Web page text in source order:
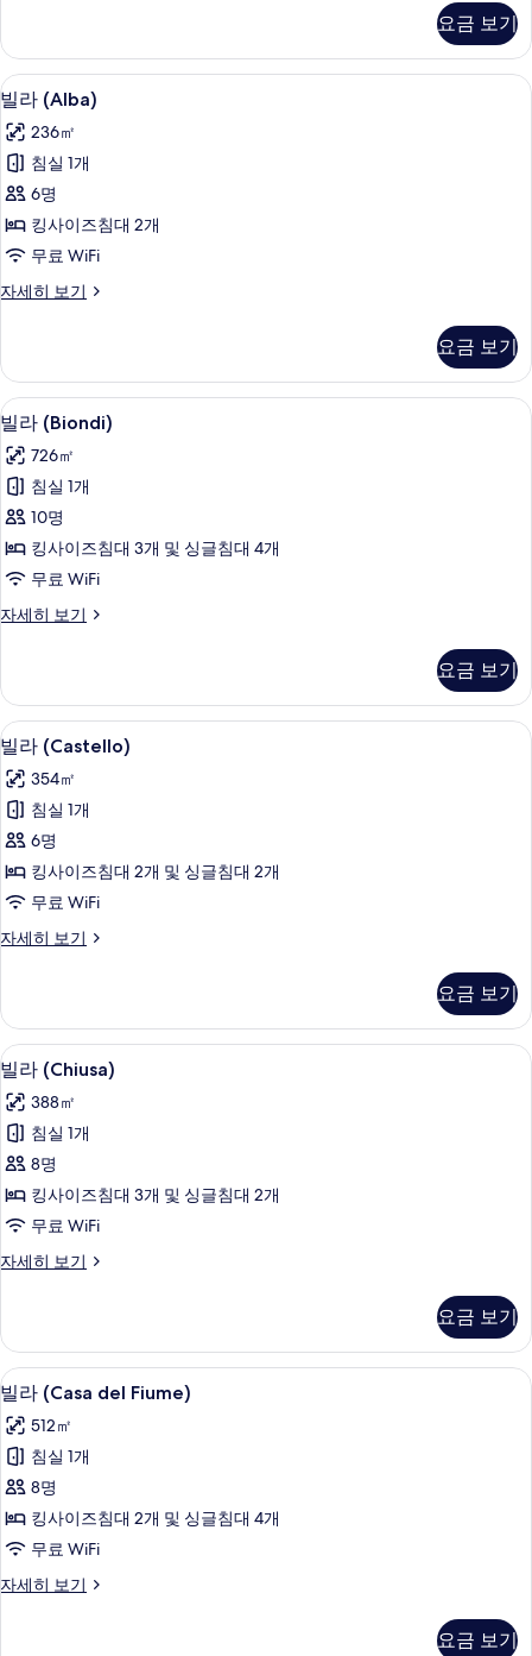
세
히
보
요금 보기
빌
라
(Alba)
사
진
모
두
보
빌라 (Alba) | 고급 침구, 오리/거위털
9
빌라 (Alba)
236㎡
침실 1개
6명
킹사이즈침대 2개
무료 WiFi
자세히 보기
빌
세
히
보
요금 보기
빌
라
(Biondi)
사
진
모
두
보
빌라 (Biondi) | 고급 침구, 오리/거위털
13
빌라 (Biondi)
726㎡
침실 1개
10명
킹사이즈침대 3개 및 싱글침대 4개
무료 WiFi
자세히 보기
빌
세
히
보
요금 보기
빌
라
(Castello)
사
진
모
두
보
빌라 (Castello) | 고급 침구, 오리/거위
11
빌라 (Castello)
354㎡
침실 1개
6명
킹사이즈침대 2개 및 싱글침대 2개
무료 WiFi
자세히 보기
빌
세
히
보
요금 보기
빌
라
(Chiusa)
사
진
모
두
보
빌라 (Chiusa) | 고급 침구, 오리/거위
10
빌라 (Chiusa)
388㎡
침실 1개
8명
킹사이즈침대 3개 및 싱글침대 2개
무료 WiFi
자세히 보기
빌
세
히
보
요금 보기
빌
라
(Casa
del
Fiume)
사
진
모
빌라 (Casa del Fiume) | 고급 침구, 오
13
빌라 (Casa del Fiume)
512㎡
침실 1개
8명
킹사이즈침대 2개 및 싱글침대 4개
무료 WiFi
자세히 보기
빌
요금 보기